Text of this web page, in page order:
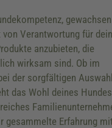
gewachsen
Verantwortung für dein
anzubieten, die
wirksam sind. Ob im
der sorgfältigen Auswahl
das Wohl deines Hundes
gesammelte Erfahrung